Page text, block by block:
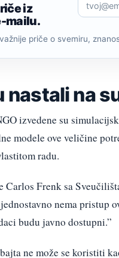
iz
mailu.
priče o svemiru,
nastali na
izvedene su
modele ove veličine
radu.
Carlos Frenk sa
nema pristup
budu javno dostupni.”
ne može se koristiti